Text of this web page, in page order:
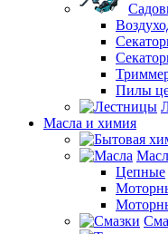
Пилы
Масла и химия
Цепные